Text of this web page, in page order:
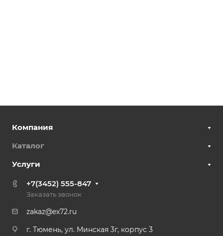
Компания
Каталог
Услуги
+7(3452) 555-847
Заказать звонок
zakaz@ex72.ru
г. Тюмень, ул. Минская 3г, корпус 3